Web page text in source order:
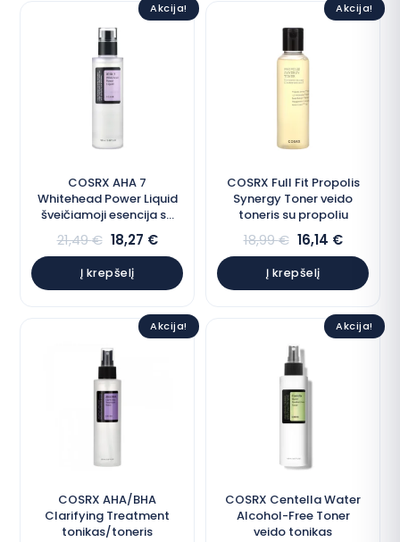
Akcija!
COSRX AHA 7
Whitehead Power Liquid
šveičiamoji esencija su
AHA rūgštimis
21,49€ 18,27 €
Į krepšelį
Akcija!
COSRX Full Fit Propolis
Synergy Toner veido
toneris su propoliu
18,99€ 16,14 €
Į krepšelį
Akcija!
COSRX AHA/BHA
Clarifying Treatment
tonikas/toneris
Akcija!
COSRX Centella Water
Alcohol-Free Toner
veido tonikas